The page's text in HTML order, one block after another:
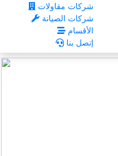
شركات مقاولات
شركات الصيانة
الأقسام
إتصل بنا